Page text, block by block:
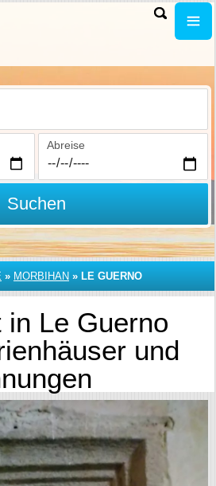
Abreise
Suchen
» MORBIHAN » LE GUERNO
in Le Guerno
und